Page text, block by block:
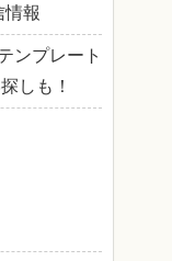
報
ンプレート
しも！